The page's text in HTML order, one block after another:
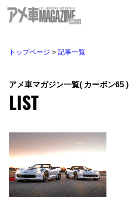
トップページ > 記事一覧
アメ車マガジン一覧( カーボン65 )
LIST